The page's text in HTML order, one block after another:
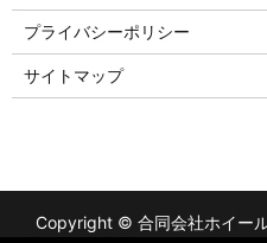
プライバシーポリシー
サイトマップ
Copyright © 合同会社ホイー